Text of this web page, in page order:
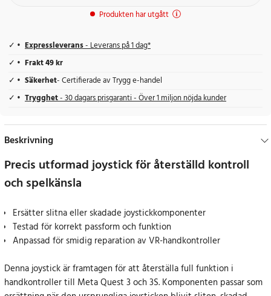
Produkten har utgått
Expressleverans- Leverans på 1 dag*
Frakt 49 kr
Säkerhet- Certifierade av Trygg e-handel
Trygghet- 30 dagars prisgaranti - Över 1 miljon nöjda kunder
Beskrivning
Precis utformad joystick för återställd kontroll
och spelkänsla
Ersätter slitna eller skadade joystickkomponenter
Testad för korrekt passform och funktion
Anpassad för smidig reparation av VR-handkontroller
Denna joystick är framtagen för att återställa full funktion i
handkontroller till Meta Quest 3 och 3S. Komponenten passar som